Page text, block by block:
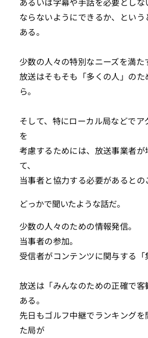
ならないようにできるか、とい
ある。
少数の人々の特別なニーズを満た
放送はそもそも「多くの人」のた
ら。
そして、特にローカル局などでア
を
考慮するためには、放送事業者が
て、
当事者と協力する必要があるとの
どっかで聞いたような話だ。
少数の人々のための情報発信。
当事者の参加。
受信者がコンテンツに関与する「
放送は「みんなのための正確で
ある。
先日もゴルフ中継でランキングを
た局が